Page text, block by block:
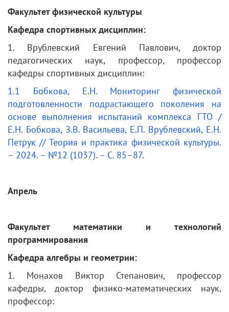
Факультет физической культуры
Кафедра спортивных дисциплин:
1. Врублевский Евгений Павлович, доктор
педагогических наук, профессор, профессор
кафедры спортивных дисциплин:
1.1 Бобкова, Е.Н. Мониторинг физической
подготовленности подрастающего поколения на
основе выполнения испытаний комплекса ГТО /
Е.Н. Бобкова, З.В. Васильева, Е.П. Врублевский, Е.Н.
Петрук // Теория и практика физической культуры.
– 2024. – №12 (1037). – С. 85–87.
Апрель
Факультет математики и технологий
программирования
Кафедра алгебры и геометрии:
1. Монахов Виктор Степанович, профессор
кафедры, доктор физико-математических наук,
профессор: